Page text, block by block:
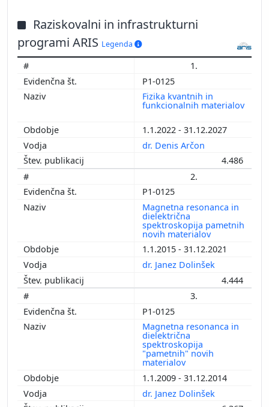
Raziskovalni in infrastrukturni
programi ARIS Legenda
1.
P1-0125
Fizika kvantnih in
funkcionalnih materialov
1.1.2022 - 31.12.2027
dr. Denis Arčon
4.486
2.
P1-0125
Magnetna resonanca in
dielektrična
spektroskopija pametnih
novih materialov
1.1.2015 - 31.12.2021
dr. Janez Dolinšek
4.444
3.
P1-0125
Magnetna resonanca in
dielektrična
spektroskopija
"pametnih" novih
materialov
1.1.2009 - 31.12.2014
dr. Janez Dolinšek